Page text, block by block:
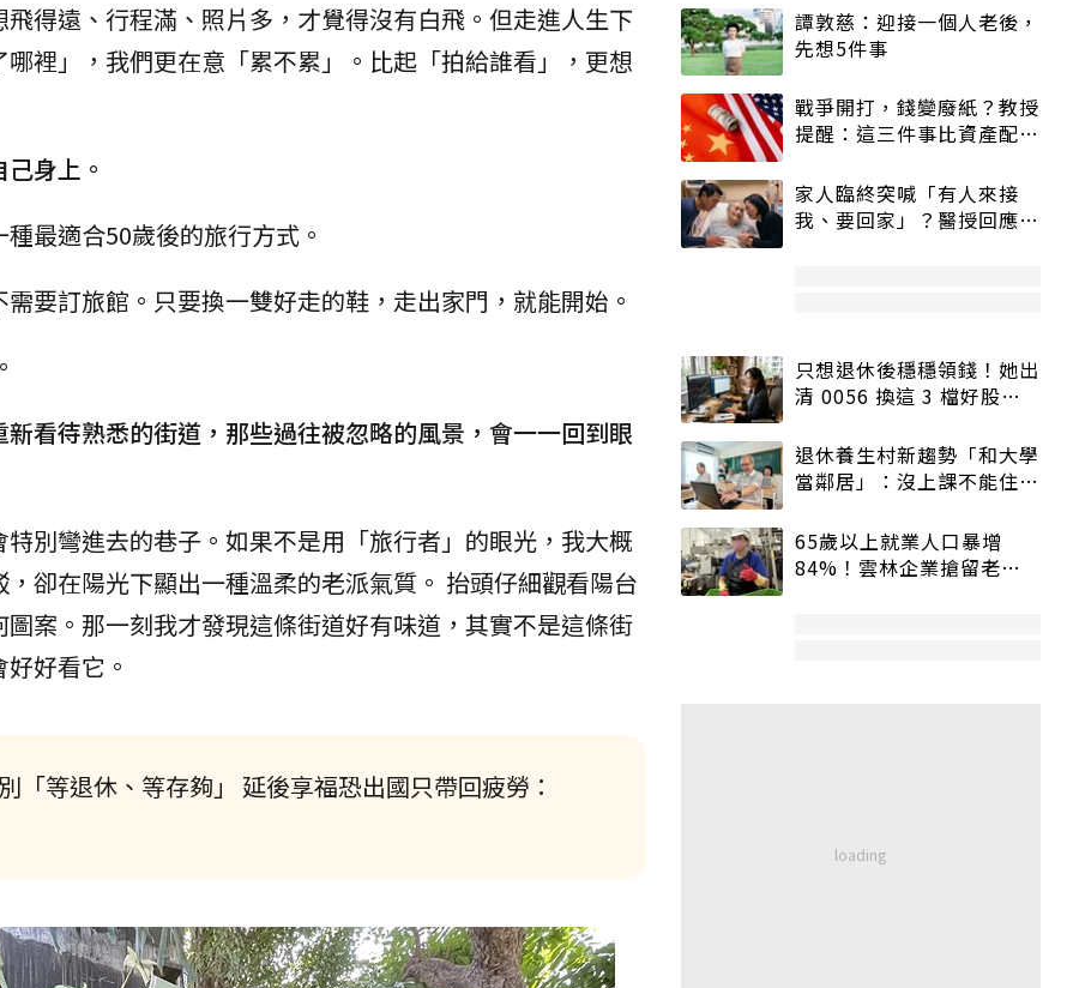
得遠、行程滿、照片多，才覺得沒有白飛。但走進人生下
裡」，我們更在意「累不累」。比起「拍給誰看」，更想
身上。
最適合50歲後的旅行方式。
要訂旅館。只要換一雙好走的鞋，走出家門，就能開始。
。
看待熟悉的街道，那些過往被忽略的風景，會一一回到眼
別彎進去的巷子。如果不是用「旅行者」的眼光，我大概
卻在陽光下顯出一種溫柔的老派氣質。 抬頭仔細觀看陽台
案。那一刻我才發現這條街道好有味道，其實不是這條街
好看它。
「等退休、等存夠」 延後享福恐出國只帶回疲勞：
譚敦慈：迎接一個人老後，
先想5件事
戰爭開打，錢變廢紙？教授
提醒：這三件事比資產配置
家人臨終突喊「有人來接
我、要回家」？醫授回應方
只想退休後穩穩領錢！她出
清 0056 換這 3 檔好股：
退休養生村新趨勢「和大學
當鄰居」：沒上課不能住、
65歲以上就業人口暴增
84%！雲林企業搶留老員